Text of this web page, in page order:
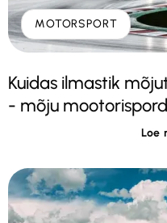
MOTORSPORT
Kuidas ilmastik
- mõju
Loe